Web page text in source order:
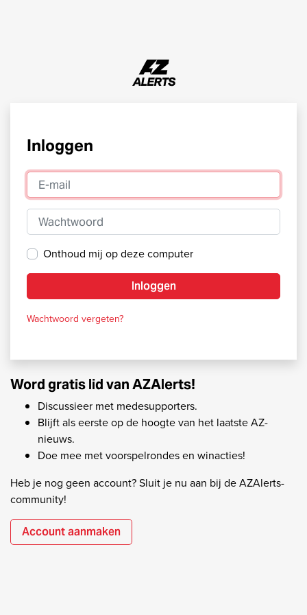
Inloggen
E-mail
Wachtwoord
Onthoud mij op deze computer
Inloggen
Wachtwoord vergeten?
Word gratis lid van AZAlerts!
Discussieer met medesupporters.
Blijft als eerste op de hoogte van het laatste AZ-
nieuws.
Doe mee met voorspelrondes en winacties!
Heb je nog geen account? Sluit je nu aan bij de AZAlerts-
community!
Account aanmaken